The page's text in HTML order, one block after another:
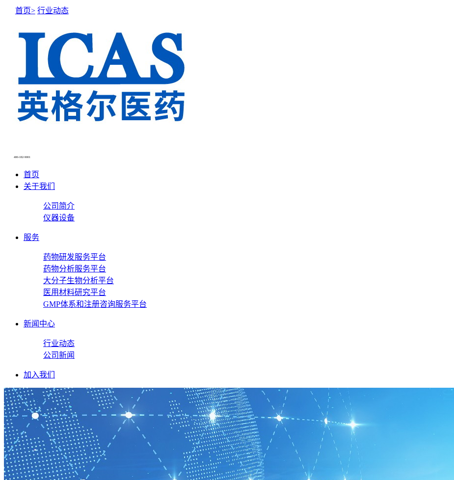
400-182-9001
首页
关于我们
公司简介
仪器设备
服务
药物研发服务平台
药物分析服务平台
大分子生物分析平台
医用材料研究平台
GMP体系和注册咨询服务平台
新闻中心
行业动态
公司新闻
加入我们
首页> 行业动态